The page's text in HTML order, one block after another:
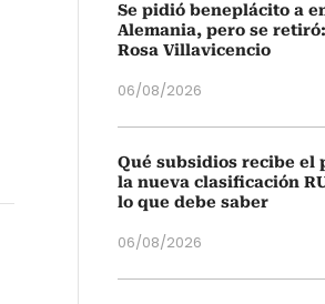
Se pidió beneplácito a
Alemania, pero se
Rosa Villavicencio
06/08/2026
Qué subsidios recibe el
la nueva clasificación
lo que debe saber
06/08/2026